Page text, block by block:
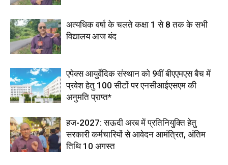
अत्यधिक वर्षा के चलते कक्षा 1 से 8 तक के सभी
विद्यालय आज बंद
एपेक्स आयुर्वेदिक संस्थान को 9वीं बीएएमएस बैच में
प्रवेश हेतु 100 सीटों पर एनसीआईएसएम की
अनुमति प्राप्त*
हज-2027: सऊदी अरब में प्रतिनियुक्ति हेतु
सरकारी कर्मचारियों से आवेदन आमंत्रित, अंतिम
तिथि 10 अगस्त